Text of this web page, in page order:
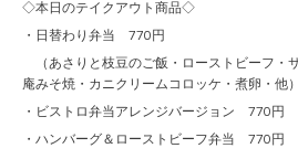
◇本日のテイクアウト商品◇
・日替わり弁当 770円
（あさりと枝豆のご飯・ローストビーフ・
庵みそ焼・カニクリームコロッケ・煮卵・他）
・ビストロ弁当アレンジバージョン 770円
・ハンバーグ＆ローストビーフ弁当 770円